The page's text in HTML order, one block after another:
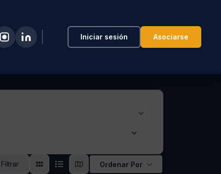
Iniciar sesión Asociarse
Filtrar Ordenar Por